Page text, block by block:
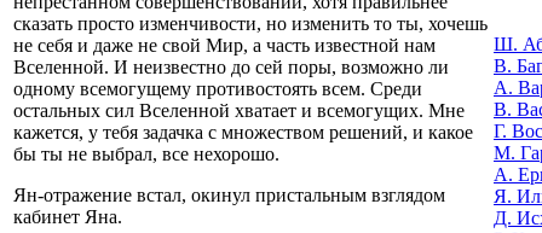
сказать просто изменчивости, но изменить то ты, хочешь
не себя и даже не свой Мир, а часть известной нам
Вселенной. И неизвестно до сей поры, возможно ли
одному всемогущему противостоять всем. Среди
остальных сил Вселенной хватает и всемогущих. Мне
кажется, у тебя задачка с множеством решений, и какое
бы ты не выбрал, все нехорошо.
Ян-отражение встал, окинул пристальным взглядом
кабинет Яна.
Ш.
В.
А.
В.
Г.
М.
А.
Я.
Д.